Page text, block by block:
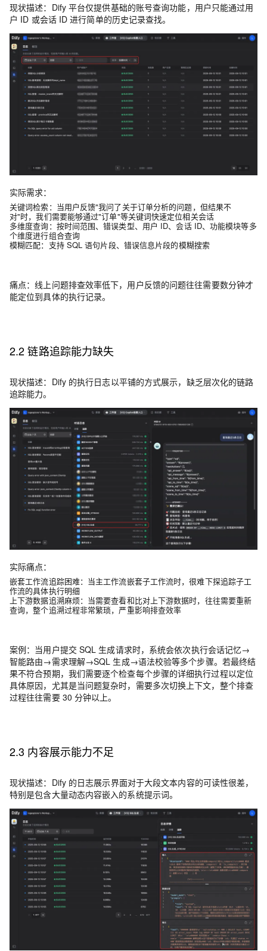
现状描述： Dify 平台仅提供基础的账号查询功能，用户只能通过用
户 ID 或会话 ID 进行简单的历史记录查找。
实际需求：
关键词检索：当用户反馈"我问了关于订单分析的问题，但结果不
对"时，我们需要能够通过"订单"等关键词快速定位相关会话
多维度查询：按时间范围、错误类型、用户 ID、会话 ID、功能模块等多
个维度进行组合查询
模糊匹配：支持 SQL 语句片段、错误信息片段的模糊搜索
痛点：线上问题排查效率低下，用户反馈的问题往往需要数分钟才
能定位到具体的执行记录。
2.2 链路追踪能力缺失
现状描述： Dify 的执行日志以平铺的方式展示，缺乏层次化的链路
追踪能力。
实际痛点：
嵌套工作流追踪困难：当主工作流嵌套子工作流时，很难下探追踪子工
作流的具体执行明细
上下游数据追溯麻烦：当需要查看和比对上下游数据时，往往需要重新
查询，整个追溯过程非常繁琐，严重影响排查效率
案例： 当用户提交 SQL 生成请求时，系统会依次执行会话记忆→
智能路由→需求理解→SQL 生成→语法校验等多个步骤。若最终结
果不符合预期，我们需要逐个检查每个步骤的详细执行过程以定位
具体原因，尤其是当问题复杂时，需要多次切换上下文，整个排查
过程往往需要 30 分钟以上。
2.3 内容展示能力不足
现状描述： Dify 的日志展示界面对于大段文本内容的可读性很差，
特别是包含大量动态内容嵌入的系统提示词。